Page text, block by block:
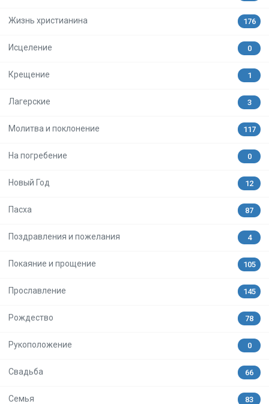
Жизнь христианина 176
Исцеление 0
Крещение 1
Лагерские 3
Молитва и поклонение 117
На погребение 0
Новый Год 12
Пасха 87
Поздравления и пожелания 4
Покаяние и прощение 105
Прославление 145
Рождество 78
Рукоположение 0
Свадьба 66
Семья 83